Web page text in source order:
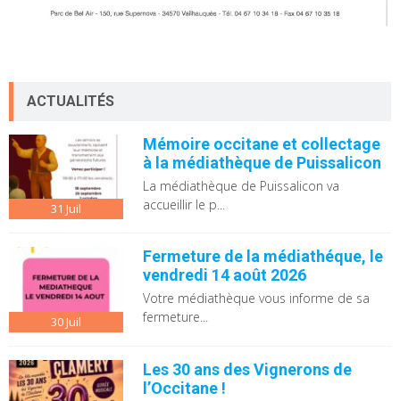
ACTUALITÉS
31 Juil
Mémoire occitane et collectage
à la médiathèque de Puissalicon
La médiathèque de Puissalicon va
accueillir le p...
30Juil
Fermeture de la médiathéque, le
vendredi 14 août 2026
Votre médiathèque vous informe de sa
fermeture...
Les 30 ans des Vignerons de
l’Occitane !